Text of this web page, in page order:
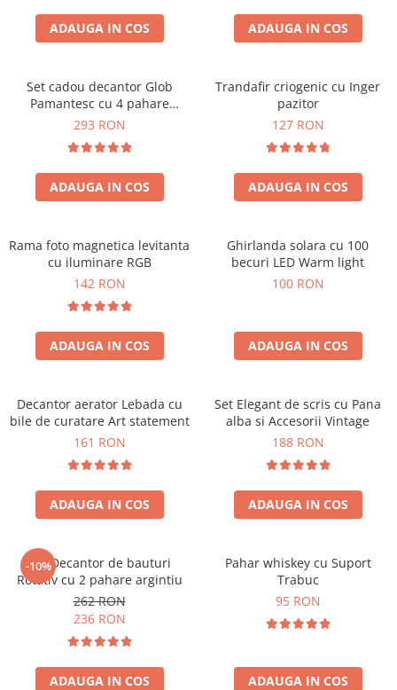
Cadouri Fete
Pentru Copilul din tine
Cadouri de Casa Noua
Cadouri Majorat
Cadouri pentru Nasi
Cadouri pentru Bunici
Cadouri pentru Prieteni
Cel ce are tot
Cadouri Nunta si Cununie civila
Cani si Termosuri
Jocuri si Puzzle
Seturi de caligrafie
Cadouri Sfantul Alexandru
Cadouri Constantin si Elena
Cadouri Sfanta Maria
Cadouri Sfintii Mihail si Gavriil
ADAUGA IN COS ADAUGA IN COS
Set cadou decantor Glob
Pamantesc cu 4 pahare
Deluxe
293 RON
ADAUGA IN COS
Trandafir criogenic cu Inger
pazitor
127 RON
ADAUGA IN COS
Rama foto magnetica levitanta
cu iluminare RGB
142 RON
ADAUGA IN COS
Ghirlanda solara cu 100
becuri LED Warm light
100 RON
ADAUGA IN COS
Decantor aerator Lebada cu
bile de curatare Art statement
161 RON
ADAUGA IN COS
Set Elegant de scris cu Pana
alba si Accesorii Vintage
188 RON
ADAUGA IN COS
-10%
Set Decantor de bauturi
Rotativ cu 2 pahare argintiu
262 RON
236 RON
ADAUGA IN COS
Pahar whiskey cu Suport
Trabuc
95 RON
ADAUGA IN COS